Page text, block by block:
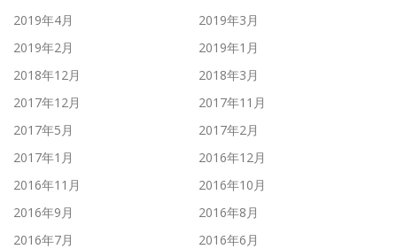
2019年4月
2019年3月
2019年2月
2019年1月
2018年12月
2018年3月
2017年12月
2017年11月
2017年5月
2017年2月
2017年1月
2016年12月
2016年11月
2016年10月
2016年9月
2016年8月
2016年7月
2016年6月